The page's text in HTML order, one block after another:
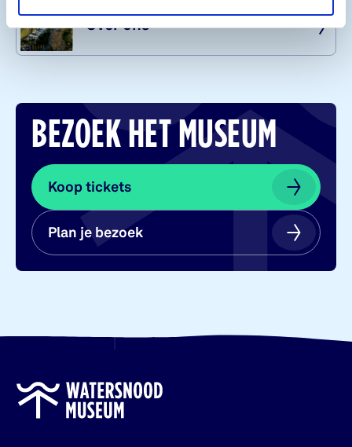
Over ons
BEZOEK HET MUSEUM
Koop tickets
Koop tickets
Plan je bezoek
Plan je bezoek